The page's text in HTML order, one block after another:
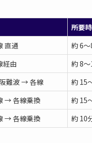
所要
直通 約 6
経由 約 8
難波 → 各線
約 15
→ 各線乗換
約 15
→ 各線乗換 約 10